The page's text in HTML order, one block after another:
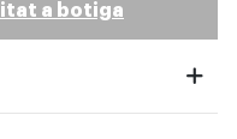
a botiga